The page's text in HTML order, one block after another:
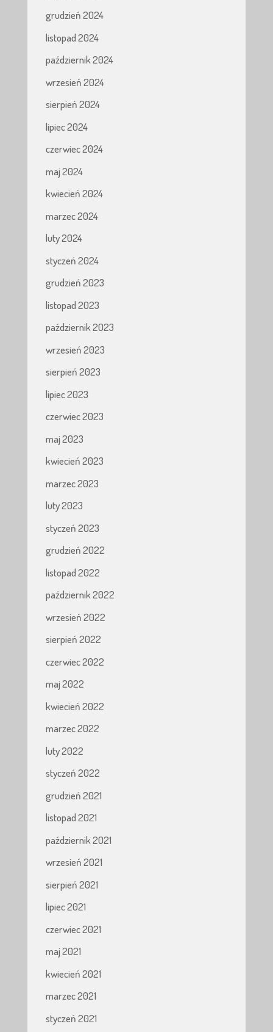
grudzień 2024
listopad 2024
październik 2024
wrzesień 2024
sierpień 2024
lipiec 2024
czerwiec 2024
maj 2024
kwiecień 2024
marzec 2024
luty 2024
styczeń 2024
grudzień 2023
listopad 2023
październik 2023
wrzesień 2023
sierpień 2023
lipiec 2023
czerwiec 2023
maj 2023
kwiecień 2023
marzec 2023
luty 2023
styczeń 2023
grudzień 2022
listopad 2022
październik 2022
wrzesień 2022
sierpień 2022
czerwiec 2022
maj 2022
kwiecień 2022
marzec 2022
luty 2022
styczeń 2022
grudzień 2021
listopad 2021
październik 2021
wrzesień 2021
sierpień 2021
lipiec 2021
czerwiec 2021
maj 2021
kwiecień 2021
marzec 2021
styczeń 2021